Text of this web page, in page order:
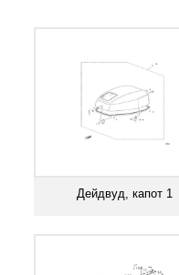
Дейдвуд, капот 1